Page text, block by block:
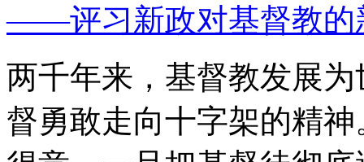
——评习新政对基督教的
两千年来，基督教发展
督勇敢走向十字架的精